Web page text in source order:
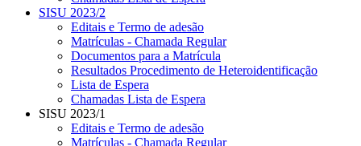
SISU 2023/2
Editais e Termo de adesão
Matrículas - Chamada Regular
Documentos para a Matrícula
Resultados Procedimento de Heteroidentificação
Lista de Espera
Chamadas Lista de Espera
SISU 2023/1
Editais e Termo de adesão
Matrículas - Chamada Regular